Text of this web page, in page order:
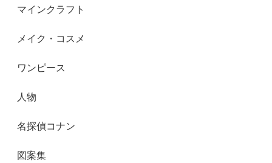
マインクラフト
メイク・コスメ
ワンピース
人物
名探偵コナン
図案集